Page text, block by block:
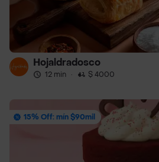
Hojaldradosco
12 min · $ 4000
15% Off: mín $90mil